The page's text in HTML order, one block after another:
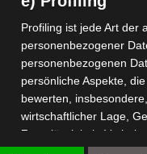
Profiling ist jede Art der
personenbezogener
personenbezogenen
persönliche Aspekte,
bewerten,
wirtschaftlicher Lage,
Zuverlässigkeit,